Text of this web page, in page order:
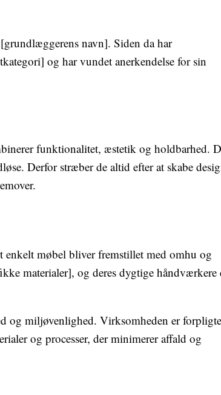
navn]. Siden da har
og har vundet anerkendelse for sin
funktionalitet, æstetik og holdbarhed.
Derfor stræber de altid efter at skabe
enkelt møbel bliver fremstillet med omhu og
materialer], og deres dygtige håndværkere
og miljøvenlighed. Virksomheden er
og processer, der minimerer affald og